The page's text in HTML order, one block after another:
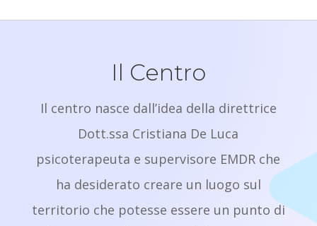
Il Centro
Il centro nasce dall’idea della direttrice
Dott.ssa Cristiana De Luca
psicoterapeuta e supervisore EMDR che
ha desiderato creare un luogo sul
territorio che potesse essere un punto di